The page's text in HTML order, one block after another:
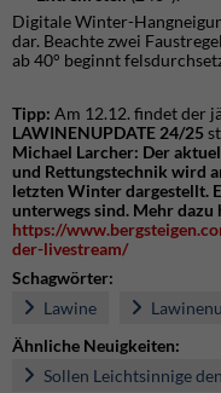
Digitale Winter-
dar. Beachte zwei
ab 40° beginnt
Tipp: Am 12.12. findet der
LAWINENUPDATE 24/25
Michael Larcher: Der
und Rettungstechnik wird
letzten Winter dargestellt.
unterwegs sind. Mehr dazu
https://
der-livestream/
Schagwörter:
Lawine
Ähnliche Neuigkeiten:
Sollen Leichtsinnige